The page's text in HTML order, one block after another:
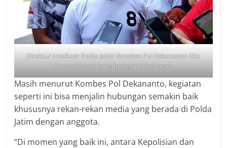
Direktur Intelkam Polda Jatim Kombes Pol Dekananto Eko
Purwono saat memberikan keterangan
Masih menurut Kombes Pol Dekananto, kegiatan
seperti ini bisa menjalin hubungan semakin baik
khususnya rekan-rekan media yang berada di Polda
Jatim dengan anggota.
“Di momen yang baik ini, antara Kepolisian dan